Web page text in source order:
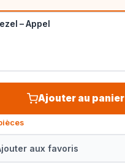
– Appel
Ajouter au panier
aux favoris